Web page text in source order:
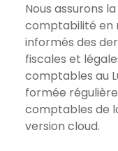
Nous assurons
comptabilité en
informés des
fiscales et
comptables au
formée
comptables de
version cloud.